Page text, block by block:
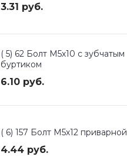
3.31 руб.
( 5) 62 Болт М5х10 с зубчатым
буртиком
6.10 руб.
( 6) 157 Болт М5х12 приварной
4.44 руб.